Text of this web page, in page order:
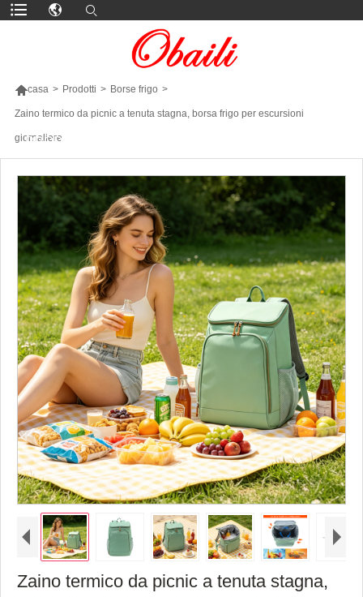
casa > Prodotti > Borse frigo >
Zaino termico da picnic a tenuta stagna, borsa frigo per escursioni
giornaliere
PIÙ PRODOTTI
Zaino termico da picnic a tenuta stagna,